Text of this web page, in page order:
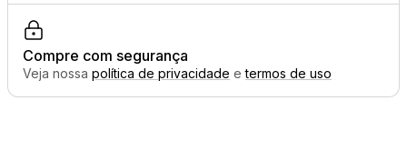
Compre com segurança
Veja nossa política de privacidade etermos de uso